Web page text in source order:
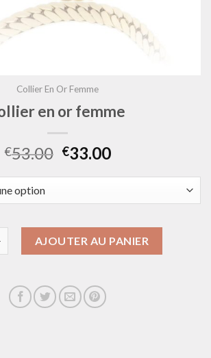
Collier En Or Femme
en or femme
€53.00 €33.00
AJOUTER AU PANIER